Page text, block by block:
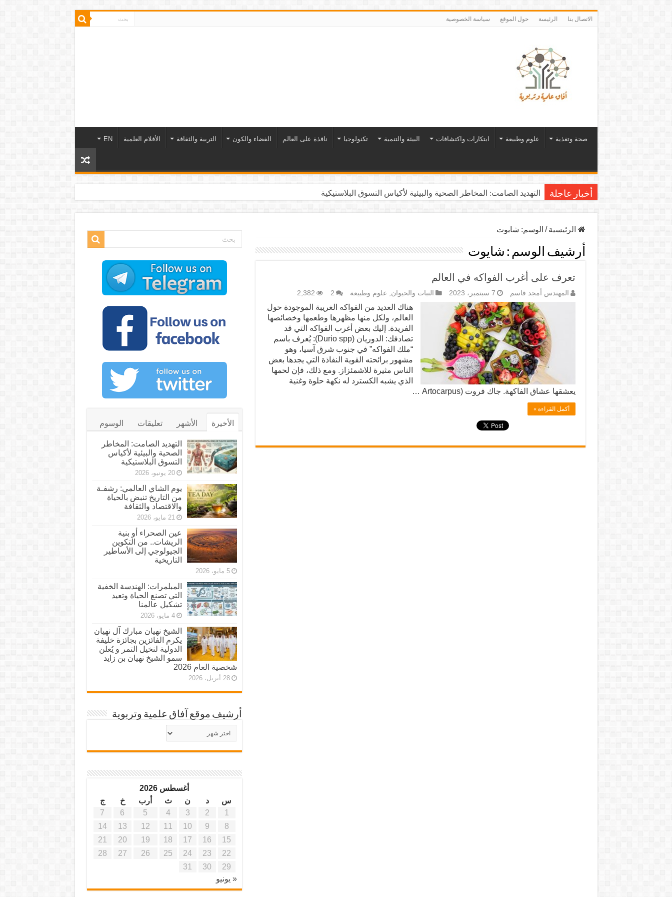
الاتصال بنا الرئيسة حول الموقع سياسة الخصوصية
صحة وتغذية علوم وطبيعة ابتكارات واكتشافات البيئة والتنمية تكنولوجيا نافذة على العالم الفضاء والكون التربية والثقافة الأفلام العلمية EN
أخبار عاجلة التهديد الصامت: المخاطر الصحية والبيئية لأكياس التسوق البلاستيكية
الرئيسية / الوسم: شايوت
أرشيف الوسم : شايوت
تعرف على أغرب الفواكه في العالم
المهندس أمجد قاسم 7 سبتمبر، 2023 النبات والحيوان, علوم وطبيعة 2
2,382
هناك العديد من الفواكه الغريبة الموجودة حول
العالم، ولكل منها مظهرها وطعمها وخصائصها
الفريدة. إليك بعض أغرب الفواكه التي قد
تصادفك: الدوريان (Durio spp): يُعرف باسم
“ملك الفواكه” في جنوب شرق آسيا، وهو
مشهور برائحته القوية النفاذة التي يجدها بعض
الناس مثيرة للاشمئزاز. ومع ذلك، فإن لحمها
الذي يشبه الكسترد له نكهة حلوة وغنية
يعشقها عشاق الفاكهة. جاك فروت (Artocarpus …
أكمل القراءة »
الأخيرة الأشهر تعليقات الوسوم
التهديد الصامت: المخاطر
الصحية والبيئية لأكياس
التسوق البلاستيكية
20 يونيو، 2026
يوم الشاي العالمي: رشفـة
من التاريخ تنبض بالحياة
والاقتصاد والثقافة
21 مايو، 2026
عين الصحراء أو بنية
الريشات.. من التكوين
الجيولوجي إلى الأساطير
التاريخية
5 مايو، 2026
المبلمرات: الهندسة الخفية
التي تصنع الحياة وتعيد
تشكيل عالمنا
4 مايو، 2026
الشيخ نهيان مبارك آل نهيان
يكرم الفائزين بجائزة خليفة
الدولية لنخيل التمر و يُعلن
سمو الشيخ نهيان بن زايد
شخصية العام 2026
28 أبريل، 2026
أرشيف موقع آفاق علمية وتربوية
أرشيف
موقع
أغسطس 2026
س
د ن ث أرب خ
ج
1
2
3
4
5
6
7
8
9
10
11
12
13
14
15
16
17
18
19
20
21
22
23
24
25
26
27
28
29
30
31
« يونيو